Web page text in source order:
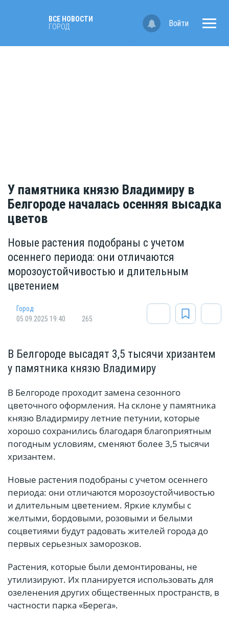
ВСЕ НОВОСТИ
ГОРОД
Войти
У памятника князю Владимиру в
Белгороде началась осенняя высадка
цветов
Новые растения подобраны с учетом
осеннего периода: они отличаются
морозоустойчивостью и длительным
цветением
Город
05.09.2025 19:40
265
В Белгороде высадят 3,5 тысячи хризантем
у памятника князю Владимиру
В Белгороде проходит замена сезонного
цветочного оформления. На склоне у памятника
князю Владирмиру летние петунии, которые
хорошо сохранились благодаря благоприятным
погодным условиям, сменяют более 3,5 тысячи
хризантем.
Новые растения подобраны с учетом осеннего
периода: они отличаются морозоустойчивостью
и длительным цветением. Яркие клумбы с
желтыми, бордовыми, розовыми и белыми
соцветиями будут радовать жителей города до
первых серьезных заморозков.
Растения, которые были демонтированы, не
утилизируют. Их планируется использовать для
озеленения других общественных пространств, в
частности парка «Берега».